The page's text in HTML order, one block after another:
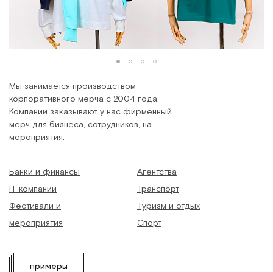
Мы занимается производством
корпоративного мерча с 2004 года.
Компании заказывают у нас фирменный
мерч для бизнеса, сотрудников, на
мероприятия.
Банки и финансы
IT компании
Фестивали и
мероприятия
Агентства
Транспорт
Туризм и отдых
Спорт
примеры